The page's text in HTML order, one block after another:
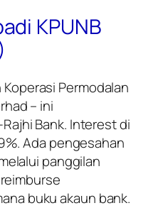
KPUNB
Koperasi Permodalan
– ini
Bank. Interest di
Ada pengesahan
panggilan
buku akaun bank.